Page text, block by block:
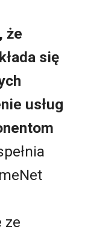
że
się
usług
ze